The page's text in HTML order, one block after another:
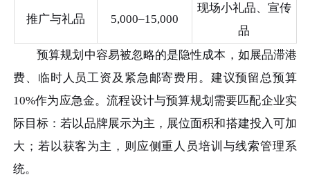
推广与礼品 5,000–15,000
现场小礼品、宣传
品
预算规划中容易被忽略的是隐性成本，如展品滞港
费、临时人员工资及紧急邮寄费用。建议预留总预算
10%作为应急金。流程设计与预算规划需要匹配企业实
际目标：若以品牌展示为主，展位面积和搭建投入可加
大；若以获客为主，则应侧重人员培训与线索管理系
统。